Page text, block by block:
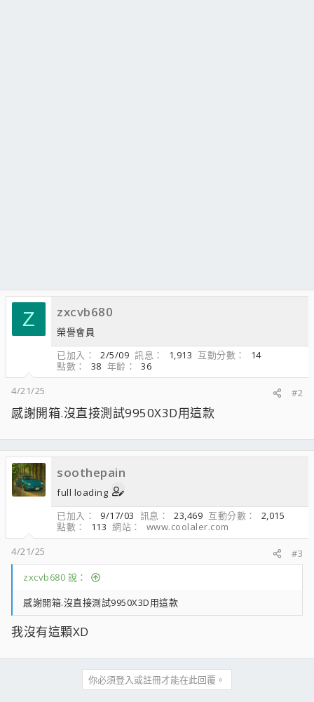
Z zxcvb680
榮譽會員
已加入
2/5/09 訊息 1,913 互動分數
14
點數
38 年齡
36
4/21/25
#2
感謝開箱.沒直接測試9950X3D用這款
soothepain
full loading
已加入
9/17/03 訊息 23,469 互動分數
2,015
點數
113 網站
www.coolaler.com
4/21/25
#3
zxcvb680 說：
感謝開箱.沒直接測試9950X3D用這款
我沒有這顆XD
你必須登入或註冊才能在此回覆。